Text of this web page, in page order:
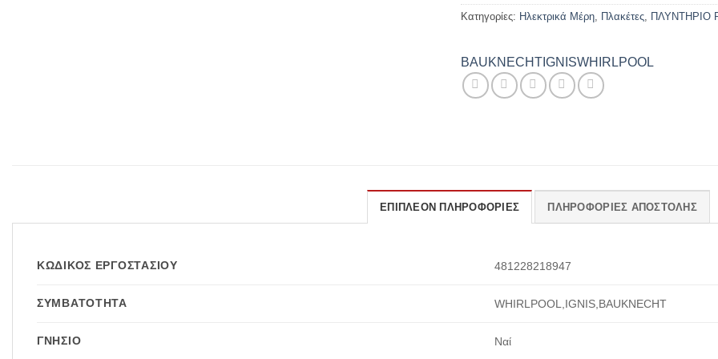
Κατηγορίες: Ηλεκτρικά Μέρη Πλακέτες ΠΛΥΝΤΗΡΙΟ
BAUKNECHT IGNISWHIRLPOOL
ΕΠΙΠΛΈΟΝ ΠΛΗΡΟΦΟΡΊΕΣ ΠΛΗΡΟΦΟΡΊΕΣ ΑΠΟΣΤΟΛΉΣ
ΚΩΔΙΚΌΣ ΕΡΓΟΣΤΑΣΊΟΥ 481228218947
ΣΥΜΒΑΤΌΤΗΤΑ WHIRLPOOL,IGNIS,BAUKNECHT
ΓΝΉΣΙΟ Ναί